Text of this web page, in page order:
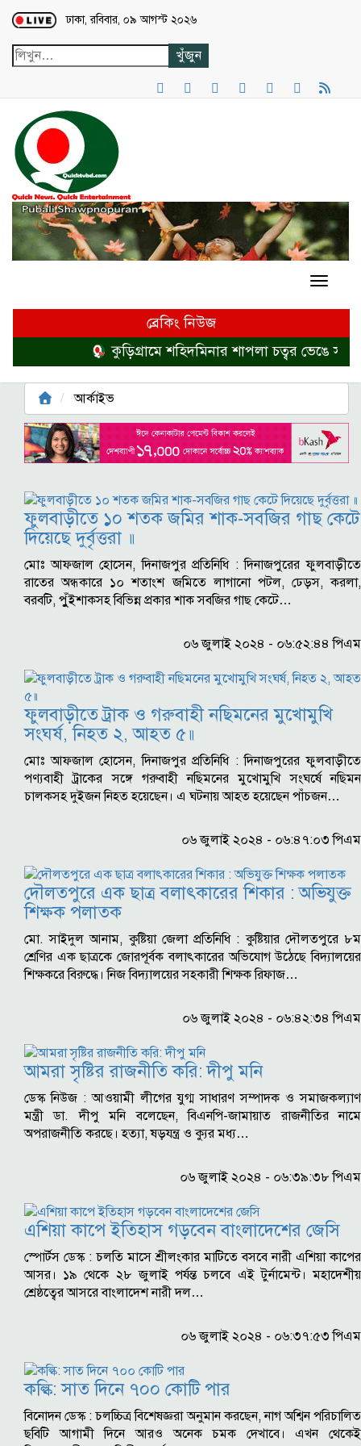
Loading...
ঢাকা, রবিবার, ০৯ আগস্ট ২০২৬
ব্রেকিং নিউজ
কুড়িগ্রামে শহিদমিনার শাপলা চত্বর ভেঙে
আর্কাইভ
ফুলবাড়ীতে ১০ শতক জমির শাক-সবজির গাছ কেটে
দিয়েছে দুর্বৃত্তরা ॥
মোঃ আফজাল হোসেন, দিনাজপুর প্রতিনিধি : দিনাজপুরের ফুলবাড়ীতে
রাতের অন্ধকারে ১০ শতাংশ জমিতে লাগানো পটল, ঢেড়স, করলা,
বরবটি, পুুঁইশাকসহ বিভিন্ন প্রকার শাক সবজির গাছ কেটে…
০৬ জুলাই ২০২৪ - ০৬:৫২:৪৪ পিএম
ফুলবাড়ীতে ট্রাক ও গরুবাহী নছিমনের মুখোমুখি
সংঘর্ষ, নিহত ২, আহত ৫॥
মোঃ আফজাল হোসেন, দিনাজপুর প্রতিনিধি : দিনাজপুরের ফুলবাড়ীতে
পণ্যবাহী ট্রাকের সঙ্গে গরুবাহী নছিমনের মুখোমুখি সংঘর্ষে নছিমন
চালকসহ দুইজন নিহত হয়েছেন। এ ঘটনায় আহত হয়েছেন পাঁচজন…
০৬ জুলাই ২০২৪ - ০৬:৪৭:০৩ পিএম
দৌলতপুরে এক ছাত্র বলাৎকারের শিকার : অভিযুক্ত
শিক্ষক পলাতক
মো. সাইদুল আনাম, কুষ্টিয়া জেলা প্রতিনিধি : কুষ্টিয়ার দৌলতপুরে ৮ম
শ্রেণির এক ছাত্রকে জোরপূর্বক বলাৎকারের অভিযোগ উঠেছে বিদ্যালয়ের
শিক্ষকরে বিরুদ্ধে। নিজ বিদ্যালয়ের সহকারী শিক্ষক রিফাজ…
০৬ জুলাই ২০২৪ - ০৬:৪২:৩৪ পিএম
আমরা সৃষ্টির রাজনীতি করি: দীপু মনি
ডেস্ক নিউজ : আওয়ামী লীগের যুগ্ম সাধারণ সম্পাদক ও সমাজকল্যাণ
মন্ত্রী ডা. দীপু মনি বলেছেন, বিএনপি-জামায়াত রাজনীতির নামে
অপরাজনীতি করছে। হত্যা, ষড়যন্ত্র ও ক্যুর মধ্য…
০৬ জুলাই ২০২৪ - ০৬:৩৯:৩৮ পিএম
এশিয়া কাপে ইতিহাস গড়বেন বাংলাদেশের জেসি
স্পোর্টস ডেস্ক : চলতি মাসে শ্রীলংকার মাটিতে বসবে নারী এশিয়া কাপের
আসর। ১৯ থেকে ২৮ জুলাই পর্যন্ত চলবে এই টুর্নামেন্ট। মহাদেশীয়
শ্রেষ্ঠত্বের আসরে বাংলাদেশ নারী দল…
০৬ জুলাই ২০২৪ - ০৬:৩৭:৫৩ পিএম
কল্কি: সাত দিনে ৭০০ কোটি পার
বিনোদন ডেস্ক : চলচ্চিত্র বিশেষজ্ঞরা অনুমান করছেন, নাগ অশ্বিন পরিচালিত
ছবিটি আগামী দিনে আরও অনেক চমক দেখাবে। এখন থেকেই